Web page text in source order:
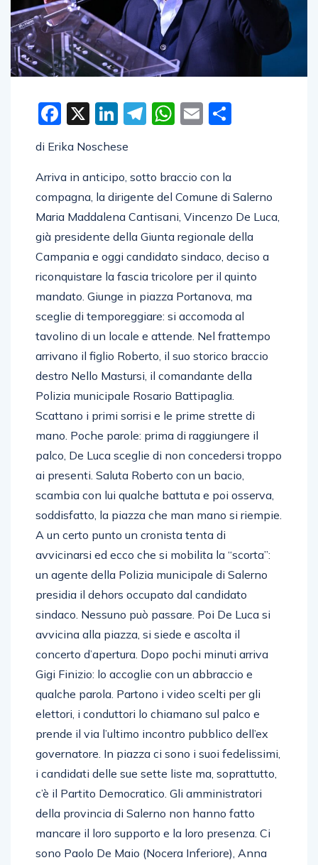
Facebook
X LinkedIn
Telegram
WhatsApp
Email
di Erika Noschese
Arriva in anticipo, sotto braccio con la
compagna, la dirigente del Comune di Salerno
Maria Maddalena Cantisani, Vincenzo De Luca,
già presidente della Giunta regionale della
Campania e oggi candidato sindaco, deciso a
riconquistare la fascia tricolore per il quinto
mandato. Giunge in piazza Portanova, ma
sceglie di temporeggiare: si accomoda al
tavolino di un locale e attende. Nel frattempo
arrivano il figlio Roberto, il suo storico braccio
destro Nello Mastursi, il comandante della
Polizia municipale Rosario Battipaglia.
Scattano i primi sorrisi e le prime strette di
mano. Poche parole: prima di raggiungere il
palco, De Luca sceglie di non concedersi troppo
ai presenti. Saluta Roberto con un bacio,
scambia con lui qualche battuta e poi osserva,
soddisfatto, la piazza che man mano si riempie.
A un certo punto un cronista tenta di
avvicinarsi ed ecco che si mobilita la “scorta”:
un agente della Polizia municipale di Salerno
presidia il dehors occupato dal candidato
sindaco. Nessuno può passare. Poi De Luca si
avvicina alla piazza, si siede e ascolta il
concerto d’apertura. Dopo pochi minuti arriva
Gigi Finizio: lo accoglie con un abbraccio e
qualche parola. Partono i video scelti per gli
elettori, i conduttori lo chiamano sul palco e
prende il via l’ultimo incontro pubblico dell’ex
governatore. In piazza ci sono i suoi fedelissimi,
i candidati delle sue sette liste ma, soprattutto,
c’è il Partito Democratico. Gli amministratori
della provincia di Salerno non hanno fatto
mancare il loro supporto e la loro presenza. Ci
sono Paolo De Maio (Nocera Inferiore), Anna